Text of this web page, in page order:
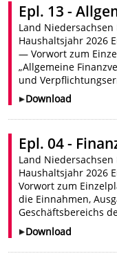
Epl. 13 -
Land
Haushaltsjahr 2026
— Vorwort zum
„Allgemeine
und
Download
Epl. 04 -
Land
Haushaltsjahr 2026
Vorwort zum
die Einnahmen,
Geschäftsbereichs
Download